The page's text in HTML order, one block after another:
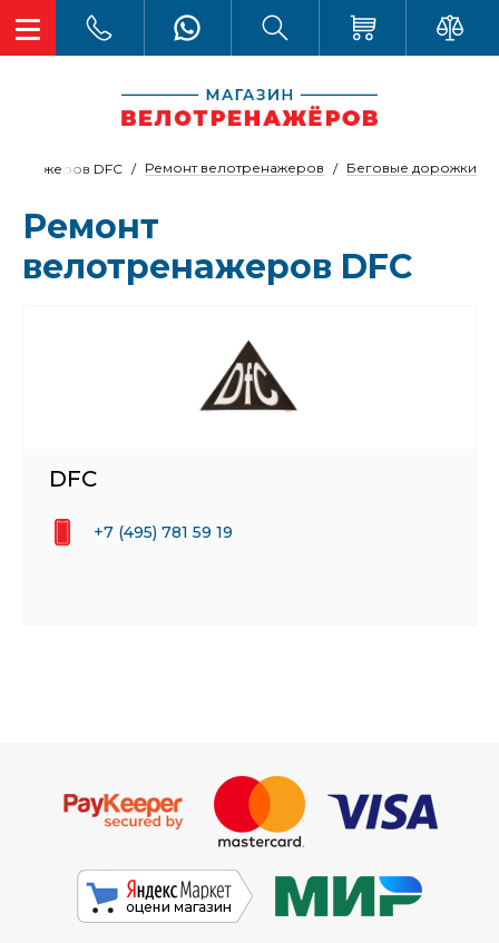
Беговые дорожки
Ремонт велотренажеров
DFC
Ремонт
велотренажеров DFC
DFC
+7 (495) 781 59 19